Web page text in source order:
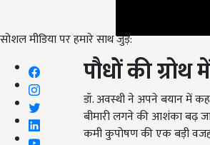
सोशल मीडिया पर हमारे साथ जुड़ें:
पौधों की
डॉ. अवस्थी ने अपने बयान में
बीमारी लगने की आशंका बढ़
कमी कुपोषण की एक बड़ी वजह